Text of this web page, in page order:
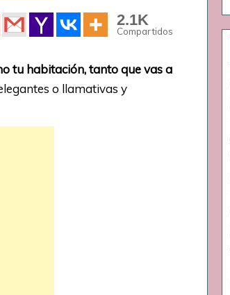
2.1K
Compartidos
tu habitación, tanto que vas a
o llamativas y